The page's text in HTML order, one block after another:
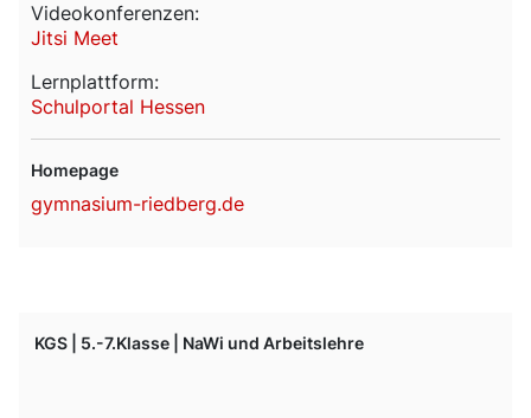
Videokonferenzen:
Jitsi Meet
Lernplattform:
Schulportal Hessen
Homepage
gymnasium-riedberg.de
KGS | 5.-7.Klasse | NaWi und Arbeitslehre